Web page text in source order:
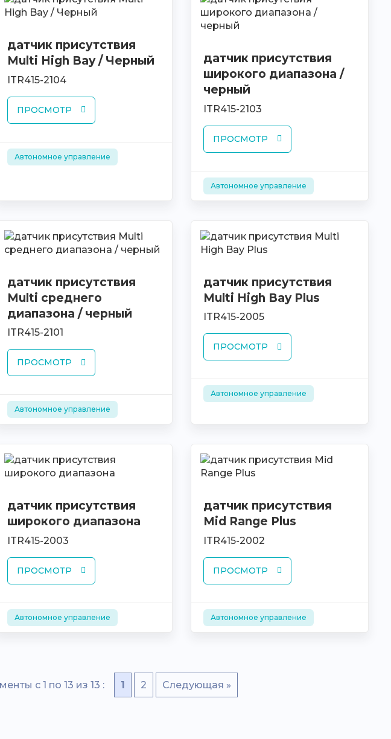
датчик присутствия
Multi High Bay / Черный
ITR415-2104
ПРОСМОТР
Автономное управление
датчик присутствия
широкого диапазона /
черный
ITR415-2103
ПРОСМОТР
Автономное управление
датчик присутствия
Multi среднего
диапазона / черный
ITR415-2101
ПРОСМОТР
Автономное управление
датчик присутствия
Multi High Bay Plus
ITR415-2005
ПРОСМОТР
Автономное управление
датчик присутствия
широкого диапазона
ITR415-2003
ПРОСМОТР
Автономное управление
датчик присутствия
Mid Range Plus
ITR415-2002
ПРОСМОТР
Автономное управление
с 1 по 13 из 13 : 1 2 Следующая »